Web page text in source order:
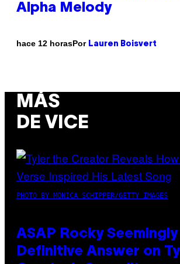
Alpha Melody
hace 12 horasPor Lauren Boisvert
MÁS
DE VICE
PHOTO BY MONICA SCHIPPER/GETTY IMAGES
ASAP Rocky Seemingly
Definitive Answer on